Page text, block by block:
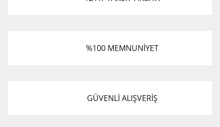
%100 MEMNUNİYET
GÜVENLİ ALIŞVERİŞ